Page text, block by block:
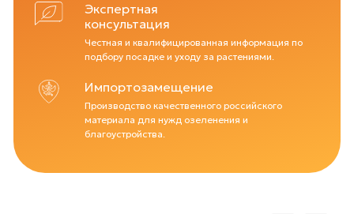
Экспертная
консультация
Честная и квалифицированная информация по
подбору посадке и уходу за растениями.
Импортозамещение
Производство качественного российского
материала для нужд озеленения и
благоустройства.